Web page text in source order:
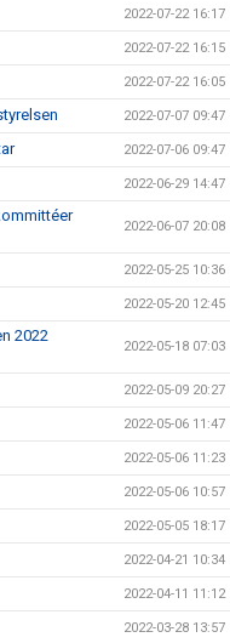
2022-07-22 16:17
2022-07-22 16:15
2022-07-22 16:05
2022-07-07 09:47
2022-07-06 09:47
2022-06-29 14:47
2022-06-07 20:08
2022-05-25 10:36
2022-05-20 12:45
2022
2022-05-18 07:03
2022-05-09 20:27
2022-05-06 11:47
2022-05-06 11:23
2022-05-06 10:57
2022-05-05 18:17
2022-04-21 10:34
2022-04-11 11:12
2022-03-28 13:57